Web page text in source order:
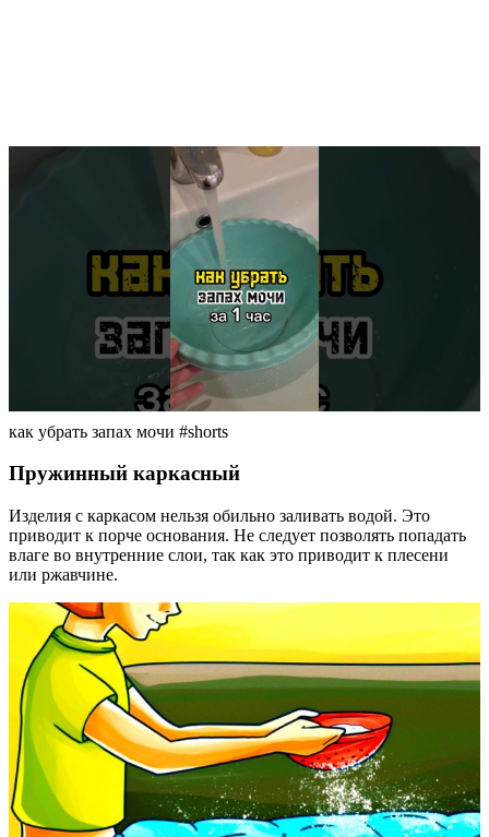
как убрать запах мочи #shorts
Пружинный каркасный
Изделия с каркасом нельзя обильно заливать водой. Это
приводит к порче основания. Не следует позволять попадать
влаге во внутренние слои, так как это приводит к плесени
или ржавчине.